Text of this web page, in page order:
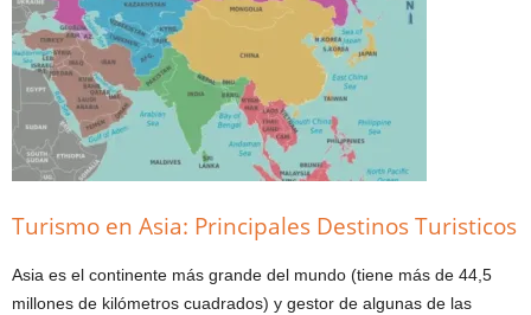
Turismo en Asia: Principales Destinos Turisticos
Asia es el continente más grande del mundo (tiene más de 44,5
millones de kilómetros cuadrados) y gestor de algunas de las